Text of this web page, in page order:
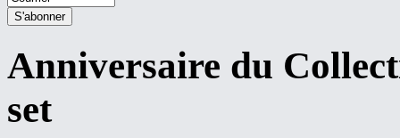
Anniversaire du
set